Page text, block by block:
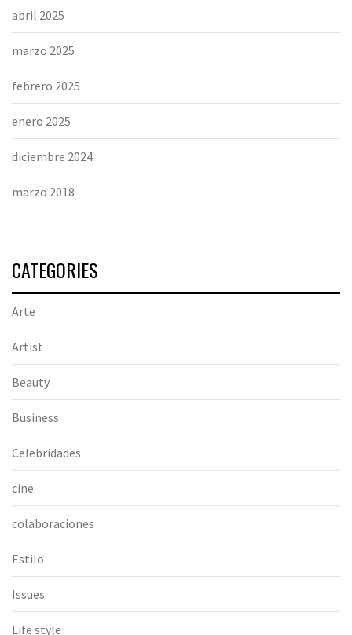
abril 2025
marzo 2025
febrero 2025
enero 2025
diciembre 2024
marzo 2018
CATEGORIES
Arte
Artist
Beauty
Business
Celebridades
cine
colaboraciones
Estilo
Issues
Life style